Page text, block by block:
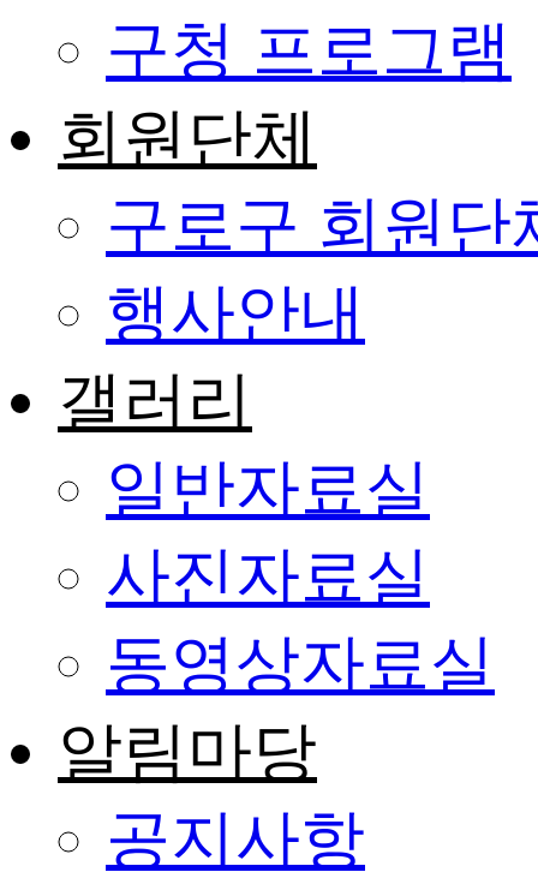
구청 프로그램
회원단체
구로구 회원단
행사안내
갤러리
일반자료실
사진자료실
동영상자료실
알림마당
공지사항